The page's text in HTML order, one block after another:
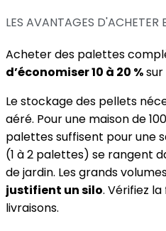
LES AVANTAGES D'ACHETER
Acheter des palettes
d’économiser 10 à 20 %sur
Le stockage des pellets
aéré. Pour une maison de
palettes suffisent pour une
(1 à 2 palettes) se rangent
de jardin. Les grands
justifient un silo. Vérifiez
livraisons.